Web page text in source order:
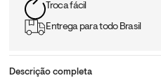
Troca fácil
Entrega para todo Brasil
Descrição completa